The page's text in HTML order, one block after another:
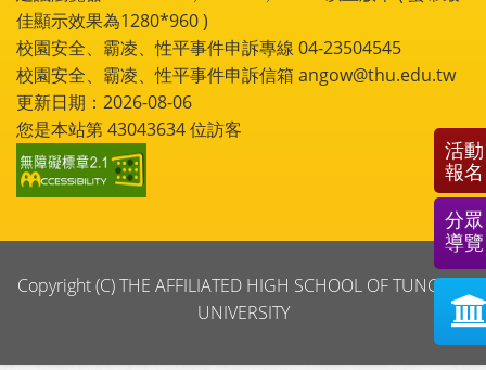
佳顯示效果為1280*960 )
校園安全、霸凌、性平事件申訴專線 04-23504545
校園安全、霸凌、性平事件申訴信箱 angow@thu.edu.tw
更新日期：2026-08-06
您是本站第43043634位訪客
Copyright (C) THE AFFILIATED HIGH SCHOOL OF TUNGHAI
UNIVERSITY
活動
報名
分眾
導覽